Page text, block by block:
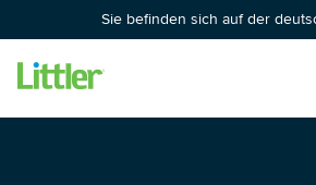
Sie befinden sich auf der